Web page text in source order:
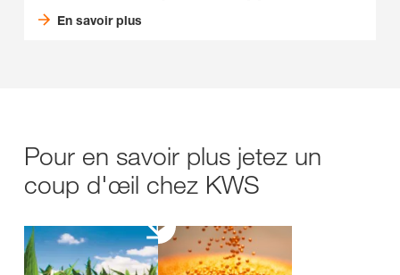
En savoir plus
Pour en savoir plus jetez un
coup d'œil chez KWS